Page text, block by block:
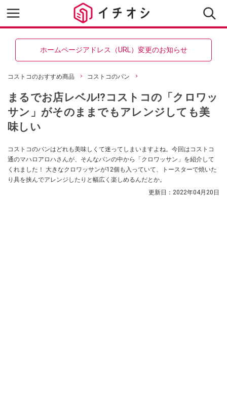
ホームページアドレス（URL）変更のお知らせ
コストコのおすすめ商品 コストコのパン
まるでお店レベル⁉コストコの「クロワッ
サン」がそのままでもアレンジしても美
味しい
コストコのパンはどれも美味しくて迷ってしまいますよね。今回はコストコ
通のマハロアロハさんが、そんなパンの中から「クロワッサン」を紹介して
くれました！ 大きなクロワッサンが12個も入っていて、トースターで焼いた
り具を挟んでアレンジしたりと幅広く楽しめるんだとか。
更新日： 2022年04月20日